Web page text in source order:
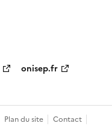
onisep.fr
Plan du site
Contact